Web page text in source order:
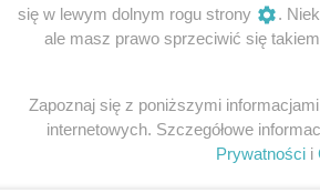
na XVII-wiecznym obrazie José
mitu o człowieku, który jako
dała początek innemu mitowi –
początek pokrewnego, ale
się w lewym dolnym rogu strony
.
ale masz prawo sprzeciwić się
Zapoznaj się z poniższymi
internetowych. Szczegółowe
Prywatności i